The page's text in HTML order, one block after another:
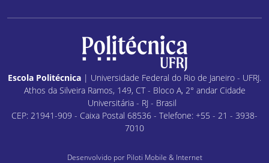
Escola Politécnica | Universidade Federal do Rio de Janeiro - UFRJ.
Athos da Silveira Ramos, 149, CT - Bloco A, 2° andar Cidade
Universitária - RJ - Brasil
CEP: 21941-909 - Caixa Postal 68536 - Telefone: +55 - 21 - 3938-
7010
Desenvolvido por Piloti Mobile & Internet